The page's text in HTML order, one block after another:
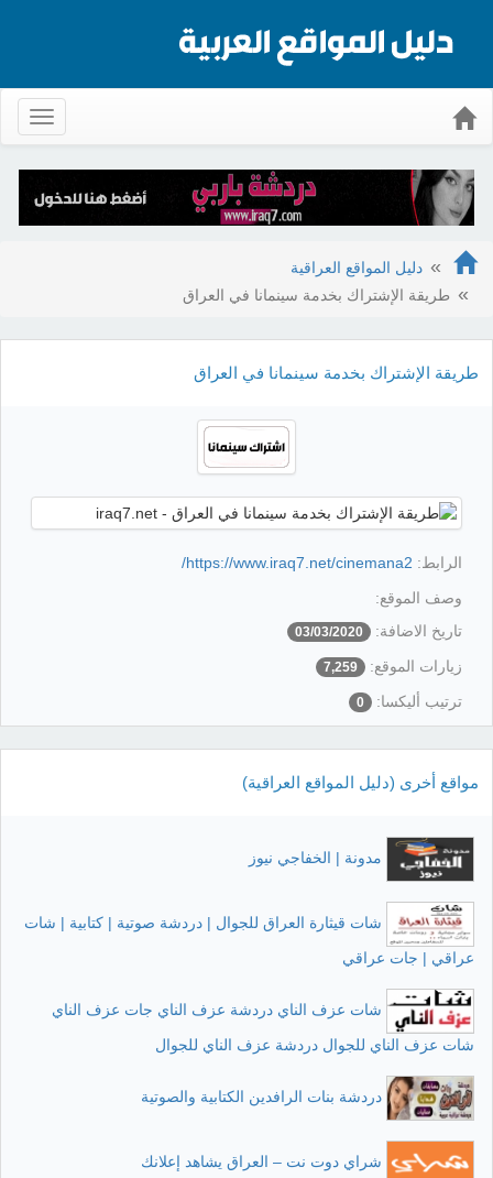
دليل المواقع العراقية
طريقة الإشتراك بخدمة سينمانا في العراق
طريقة الإشتراك بخدمة سينمانا في العراق
الرابط: https://www.iraq7.net/cinemana2/
وصف الموقع:
تاريخ الاضافة:
03/03/2020
زيارات الموقع: 7,259
ترتيب أليكسا: 0
مواقع أخرى (دليل المواقع العراقية)
مدونة | الخفاجي نيوز
شات قيثارة العراق للجوال | دردشة صوتية | كتابية | شات
عراقي | جات عراقي
شات عزف الناي دردشة عزف الناي جات عزف الناي
شات عزف الناي للجوال دردشة عزف الناي للجوال
دردشة بنات الرافدين الكتابية والصوتية
شراي دوت نت – العراق يشاهد إعلانك